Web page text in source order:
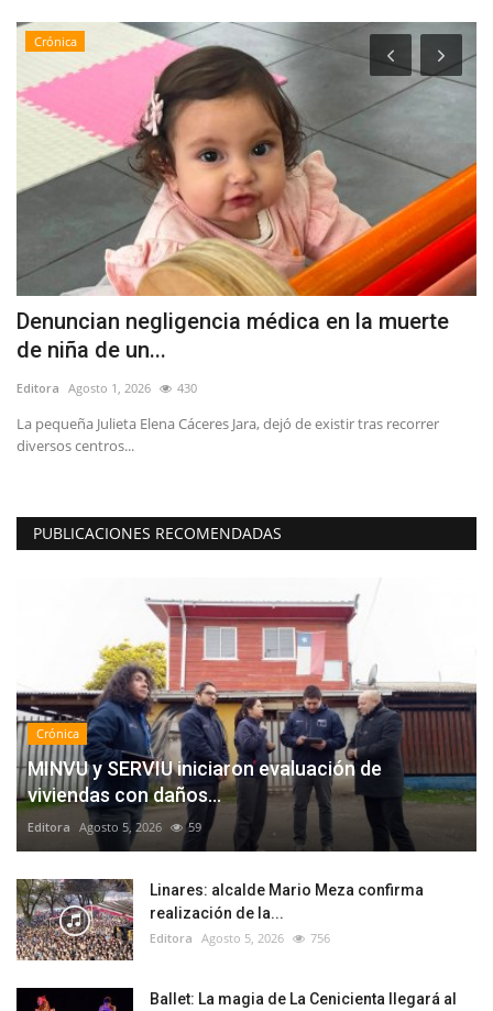
Crónica
Denuncian negligencia médica en la muerte
de niña de un...
Editora Agosto 1, 2026 430
La pequeña Julieta Elena Cáceres Jara, dejó de existir tras recorrer
diversos centros...
PUBLICACIONES RECOMENDADAS
Crónica
MINVU y SERVIU iniciaron evaluación de
viviendas con daños...
Editora Agosto 5, 2026 59
Linares: alcalde Mario Meza confirma
realización de la...
Editora Agosto 5, 2026 756
Ballet: La magia de La Cenicienta llegará al